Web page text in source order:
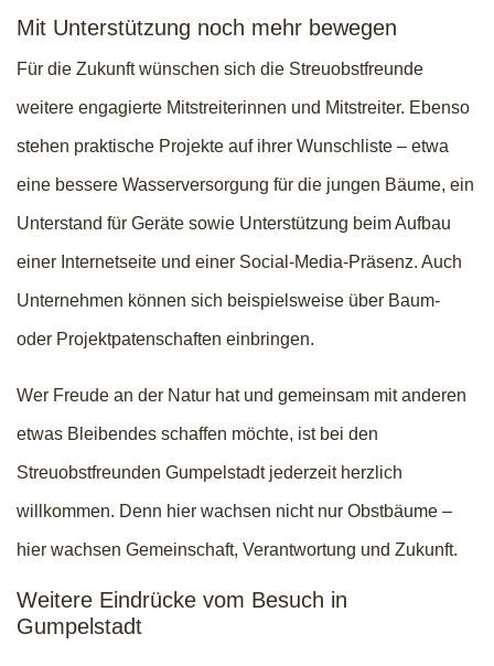
Mit Unterstützung noch mehr bewegen
Für die Zukunft wünschen sich die Streuobstfreunde
weitere engagierte Mitstreiterinnen und Mitstreiter. Ebenso
stehen praktische Projekte auf ihrer Wunschliste – etwa
eine bessere Wasserversorgung für die jungen Bäume, ein
Unterstand für Geräte sowie Unterstützung beim Aufbau
einer Internetseite und einer Social-Media-Präsenz. Auch
Unternehmen können sich beispielsweise über Baum-
oder Projektpatenschaften einbringen.
Wer Freude an der Natur hat und gemeinsam mit anderen
etwas Bleibendes schaffen möchte, ist bei den
Streuobstfreunden Gumpelstadt jederzeit herzlich
willkommen. Denn hier wachsen nicht nur Obstbäume –
hier wachsen Gemeinschaft, Verantwortung und Zukunft.
Weitere Eindrücke vom Besuch in
Gumpelstadt